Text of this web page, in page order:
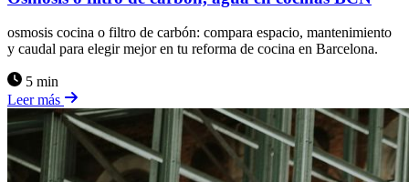
osmosis cocina o filtro de carbón: compara espacio, mantenimiento
y caudal para elegir mejor en tu reforma de cocina en Barcelona.
5 min
Leer más